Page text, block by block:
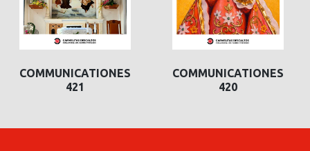
COMMUNICATIONES
421
COMMUNICATIONES
420